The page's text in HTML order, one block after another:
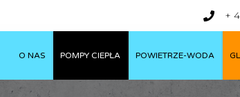
+
O NAS POMPY CIEPŁA POWIETRZE-WODA